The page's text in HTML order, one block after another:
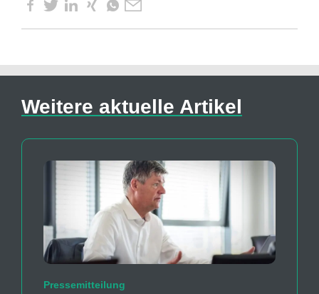
Weitere aktuelle Artikel
Pressemitteilung